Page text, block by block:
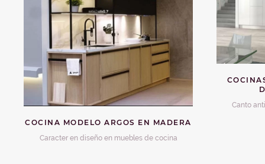
COCINA MODELO ARGOS EN MADERA
Caracter en diseño en muebles de cocina
Canto